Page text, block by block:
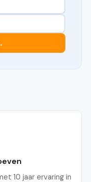
10 jaar ervaring in